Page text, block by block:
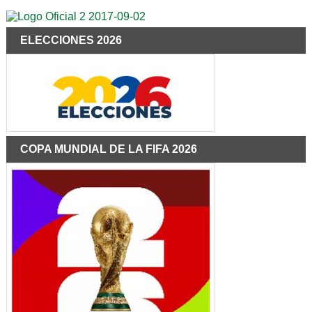
ELECCIONES 2026
COPA MUNDIAL DE LA FIFA 2026